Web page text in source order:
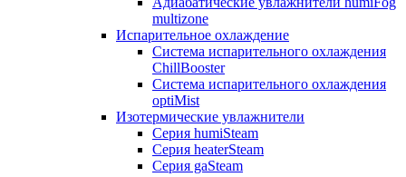
multizone
Испарительное охлаждение
Система испарительного охлаждения
ChillBooster
Система испарительного охлаждения
optiMist
Изотермические увлажнители
Серия humiSteam
Серия heaterSteam
Серия gaSteam